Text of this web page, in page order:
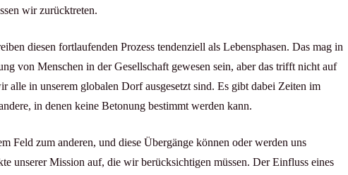
wir zurücktreten.
diesen fortlaufenden Prozess tendenziell als Lebensphasen. Das mag in
von Menschen in der Gesellschaft gewesen sein, aber das trifft nicht auf
alle in unserem globalen Dorf ausgesetzt sind. Es gibt dabei Zeiten im
in denen keine Betonung bestimmt werden kann.
Feld zum anderen, und diese Übergänge können oder werden uns
unserer Mission auf, die wir berücksichtigen müssen. Der Einfluss eines